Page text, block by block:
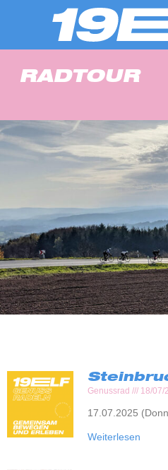
RADTOUR
Genussrad 18/07/
17.07.2025
Weiterlesen